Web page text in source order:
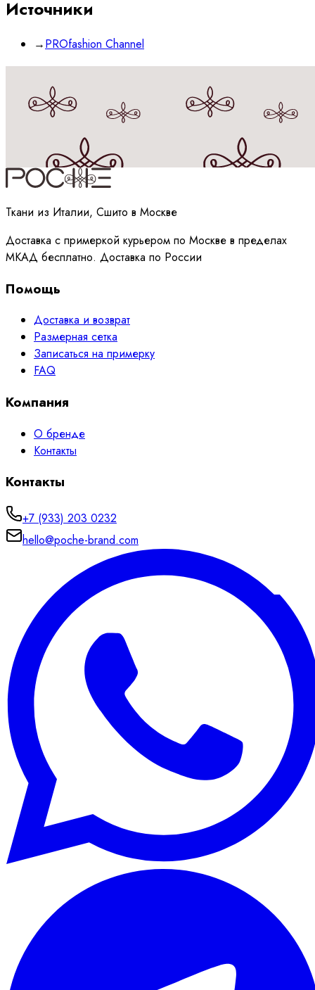
Источники
→PROfashion Channel
Принимаюполитикуобработки данных
Ткани из Италии, Сшито в Москве
Доставка с примеркой курьером по Москве в пределах
МКАД бесплатно. Доставка по России
Помощь
Доставка и возврат
Размерная сетка
Записаться на примерку
FAQ
Компания
О бренде
Контакты
Контакты
+7 (933) 203 0232
hello@poche-brand.com